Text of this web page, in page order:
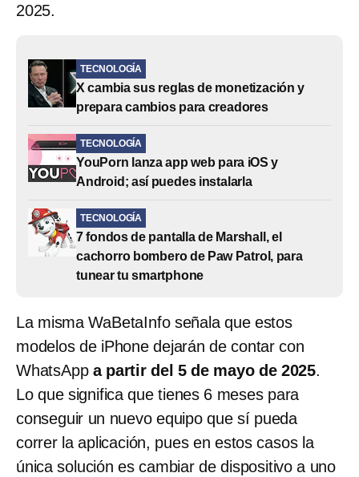
2025.
TECNOLOGÍA
X cambia sus reglas de monetización y
prepara cambios para creadores
TECNOLOGÍA
YouPorn lanza app web para iOS y
Android; así puedes instalarla
TECNOLOGÍA
7 fondos de pantalla de Marshall, el
cachorro bombero de Paw Patrol, para
tunear tu smartphone
La misma WaBetaInfo señala que estos
modelos de iPhone dejarán de contar con
WhatsApp a partir del 5 de mayo de 2025.
Lo que significa que tienes 6 meses para
conseguir un nuevo equipo que sí pueda
correr la aplicación, pues en estos casos la
única solución es cambiar de dispositivo a uno